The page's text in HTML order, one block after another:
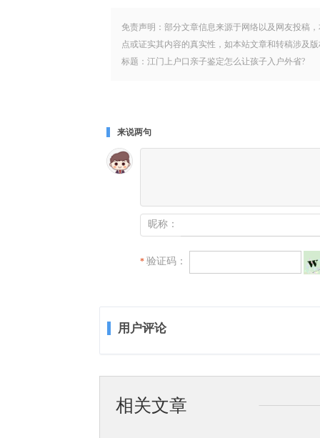
免责声明：部分文章信息来源于网络以及网友投稿
点或证实其内容的真实性，如本站文章和转稿涉及
标题：江门上户口亲子鉴定怎么让孩子入户外省?
来说两句
昵称：
* 验证码：
用户评论
相关文章